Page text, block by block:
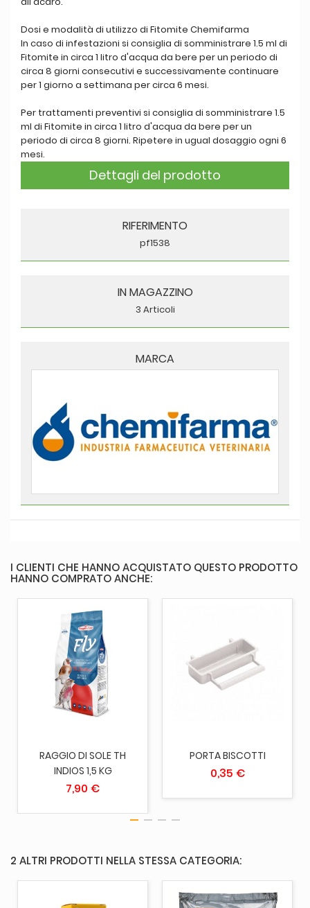
Dosi e modalità di utilizzo di Fitomite Chemifarma
In caso di infestazioni si consiglia di somministrare 1.5 ml di
Fitomite in circa 1 litro d'acqua da bere per un periodo di
circa 8 giorni consecutivi e successivamente continuare
per 1 giorno a settimana per circa 6 mesi.
Per trattamenti preventivi si consiglia di somministrare 1.5
ml di Fitomite in circa 1 litro d'acqua da bere per un
periodo di circa 8 giorni. Ripetere in ugual dosaggio ogni 6
mesi.
Dettagli del prodotto
RIFERIMENTO
pf1538
IN MAGAZZINO
3 Articoli
MARCA
I CLIENTI CHE HANNO ACQUISTATO QUESTO PRODOTTO
HANNO COMPRATO ANCHE:
RAGGIO DI SOLE TH
INDIOS 1,5 KG
7,90 €
PORTA BISCOTTI
0,35 €
2 ALTRI PRODOTTI NELLA STESSA CATEGORIA: